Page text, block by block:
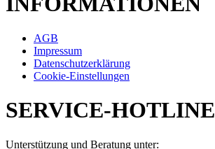
AGB
Impressum
Datenschutzerklärung
Cookie-Einstellungen
SERVICE-HOTLINE
Unterstützung und Beratung unter: